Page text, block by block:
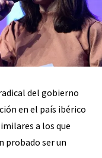
del gobierno
en el país ibérico
a los que
probado ser un